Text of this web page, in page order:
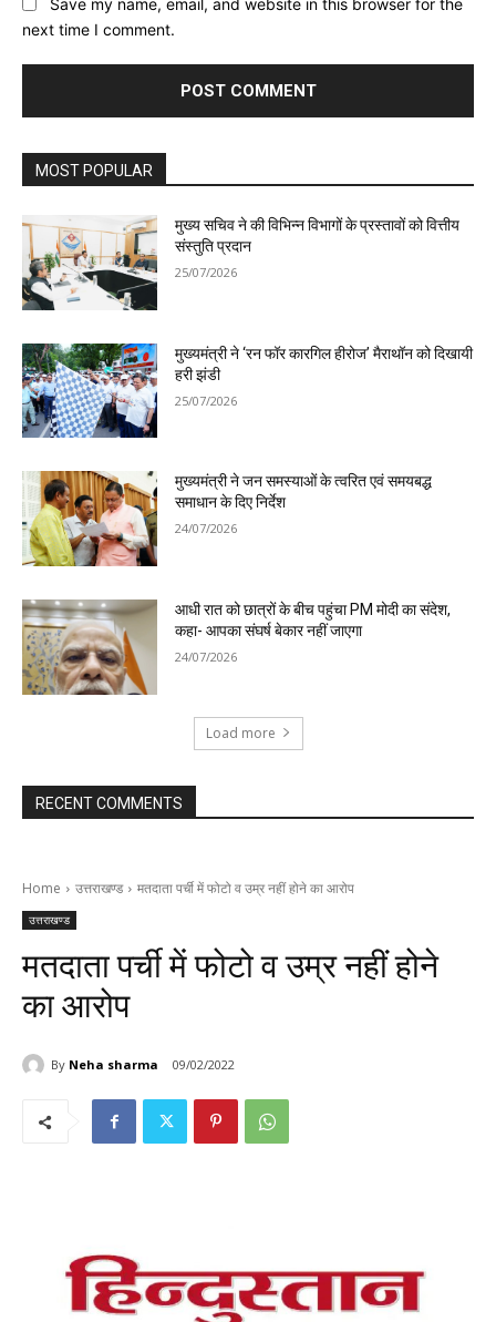
Save my name, email, and website in this browser for the
next time I comment.
MOST POPULAR
मुख्य सचिव ने की विभिन्न विभागों के प्रस्तावों को वित्तीय
संस्तुति प्रदान
25/07/2026
मुख्यमंत्री ने ‘रन फॉर कारगिल हीरोज’ मैराथॉन को दिखायी
हरी झंडी
25/07/2026
मुख्यमंत्री ने जन समस्याओं के त्वरित एवं समयबद्ध
समाधान के दिए निर्देश
24/07/2026
आधी रात को छात्रों के बीच पहुंचा PM मोदी का संदेश,
कहा- आपका संघर्ष बेकार नहीं जाएगा
24/07/2026
Load more
RECENT COMMENTS